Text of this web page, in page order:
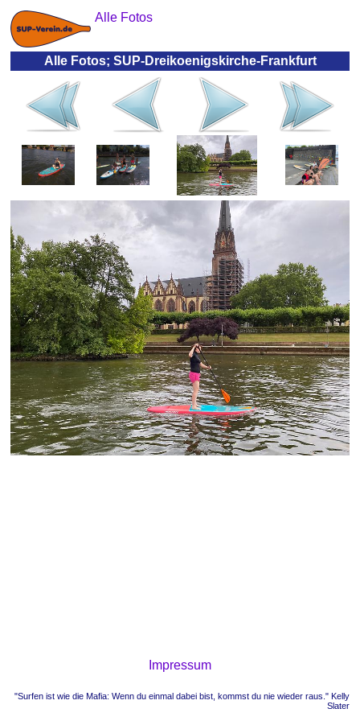
Alle Fotos
Alle Fotos; SUP-Dreikoenigskirche-Frankfurt
Impressum
"Surfen ist wie die Mafia: Wenn du einmal dabei bist, kommst du nie wieder raus." Kelly
Slater